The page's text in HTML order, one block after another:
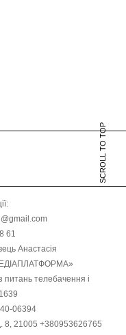
SCROLL TO TOP
61
Анастасія
питань телебачення і
06394
8, 21005 +380953626765